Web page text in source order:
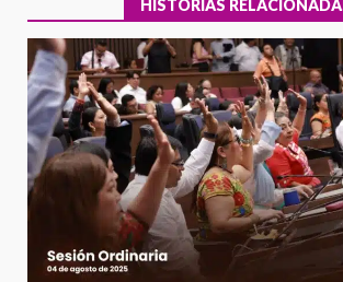
HISTORIAS
Encuentro de
con el Gobernador